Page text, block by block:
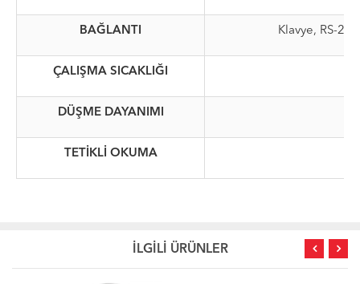
BAĞLANTI Klavye, RS-
ÇALIŞMA SICAKLIĞI
DÜŞME DAYANIMI
TETİKLİ OKUMA
İLGİLİ ÜRÜNLER